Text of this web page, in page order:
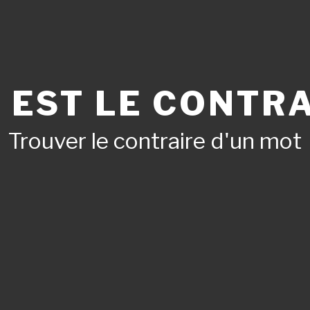
EST LE
Trouver le contraire d'un mot